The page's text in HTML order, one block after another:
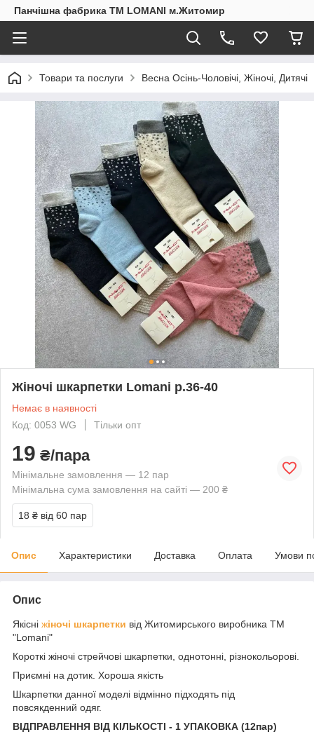
Панчішна фабрика ТМ LOMANI м.Житомир
Товари та послуги Весна Осінь-Чоловічі, Жіночі, Дитячі
Жіночі шкарпетки Lomani р.36-40
Немає в наявності
Код: 0053 WG
Тільки опт
19 ₴/пара
Мінімальне замовлення — 12 пар
Мінімальна сума замовлення на сайті — 200 ₴
18 ₴ від 60 пар
Опис Характеристики Доставка Оплата Умови
Опис
Якісні жіночі шкарпетки від Житомирського виробника ТМ
"Lomani"
Короткі жіночі стрейчові шкарпетки, однотонні, різнокольорові.
Приємні на дотик. Хороша якість
Шкарпетки данної моделі відмінно підходять під
повсякденний одяг.
ВІДПРАВЛЕННЯ ВІД КІЛЬКОСТІ - 1 УПАКОВКА (12пар)